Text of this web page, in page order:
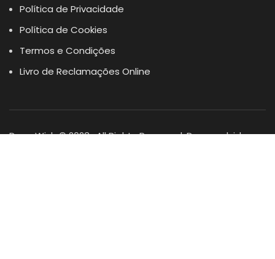
Política de Privacidade
Política de Cookies
Termos e Condições
Livro de Reclamações Online
Dogs Wish © 2023 . All Rights Reserved. Desenvolvido por